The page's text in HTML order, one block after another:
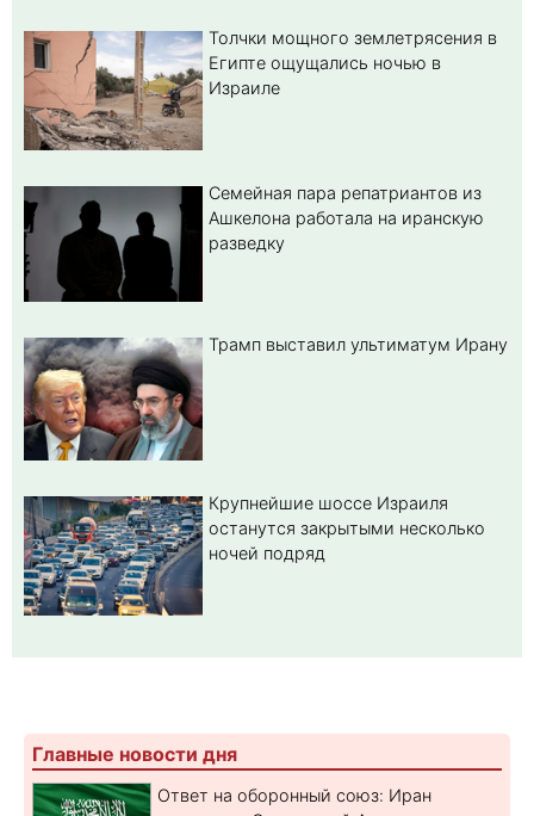
Толчки мощного землетрясения в
Египте ощущались ночью в
Израиле
Семейная пара репатриантов из
Ашкелона работала на иранскую
разведку
Трамп выставил ультиматум Ирану
Крупнейшие шоссе Израиля
останутся закрытыми несколько
ночей подряд
Главные новости дня
Ответ на оборонный союз: Иран